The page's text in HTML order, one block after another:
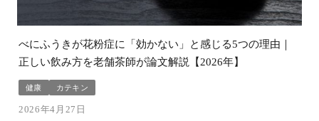
べにふうきが花粉症に「効かない」と感じる5つの理由｜
正しい飲み方を老舗茶師が論文解説【2026年】
健康 カテキン
2026年4月27日